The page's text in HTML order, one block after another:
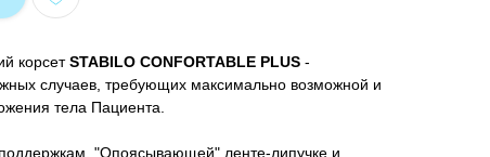
корсетSTABILO CONFORTABLE PLUS -
случаев, требующих максимально возможной и
тела Пациента.
"Опоясывающей" ленте-липучке и